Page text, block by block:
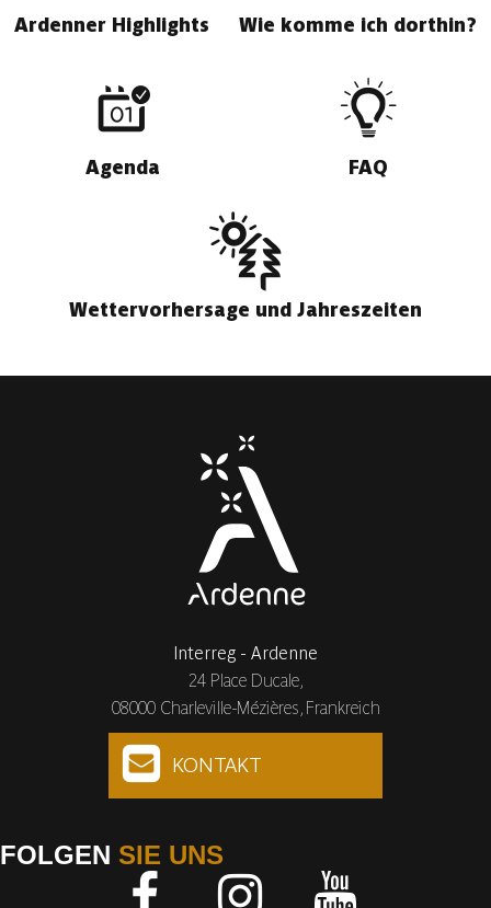
Ardenner Highlights Wie komme ich dorthin?
Agenda FAQ
Wettervorhersage und Jahreszeiten
Interreg - Ardenne
24 Place Ducale,
08000 Charleville-Mézières, Frankreich
KONTAKT
FOLGEN SIE UNS